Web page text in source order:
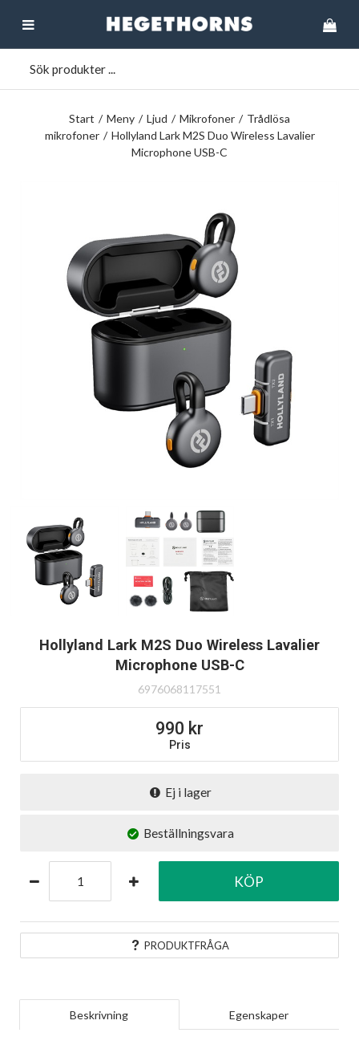
Start / Meny / Ljud / Mikrofoner / Trådlösa
mikrofoner / Hollyland Lark M2S Duo Wireless Lavalier
Microphone USB-C
Hollyland Lark M2S Duo Wireless Lavalier
Microphone USB-C
6976068117551
Pris
990
Ej i lager
Beställningsvara
PRODUKTFRÅGA
KÖP
Beskrivning Egenskaper